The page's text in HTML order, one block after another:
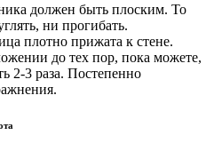
должен быть плоским. То
ни прогибать.
плотно прижата к стене.
до тех пор, пока можете,
2-3 раза. Постепенно